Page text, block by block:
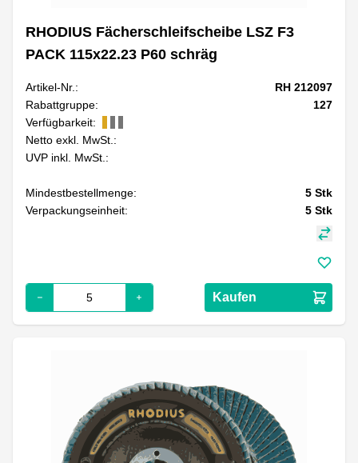
RHODIUS Fächerschleifscheibe LSZ F3
PACK 115x22.23 P60 schräg
Artikel-Nr.:
RH 212097
Rabattgruppe:
127
Verfügbarkeit:
Netto exkl. MwSt.:
UVP inkl. MwSt.:
Mindestbestellmenge: 5 Stk
Verpackungseinheit:
5 Stk
Kaufen